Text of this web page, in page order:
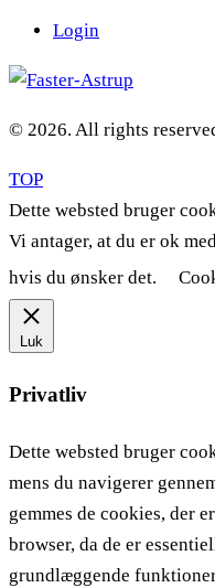
Login
© 2026. All rights
TOP
Dette websted bruger
Vi antager, at du er ok
hvis du ønsker det.
Luk
Privatliv
Dette websted bruger
mens du navigerer
gemmes de cookies, der
browser, da de er
grundlæggende